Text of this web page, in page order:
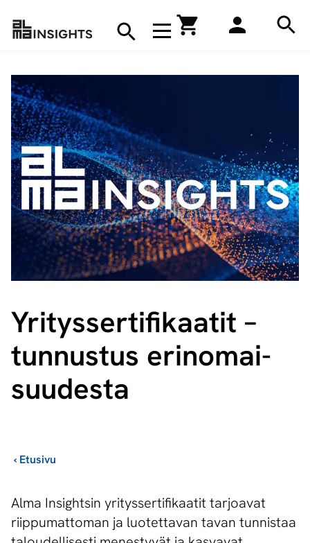
Avaa navigaatio
Hae
Yri­tys­ser­ti­fi­kaa­tit –
tunnustus erin­omai­
suu­des­ta
Etusivu
›
Alma Insightsin yrityssertifikaatit tarjoavat
riippumattoman ja luotettavan tavan tunnistaa